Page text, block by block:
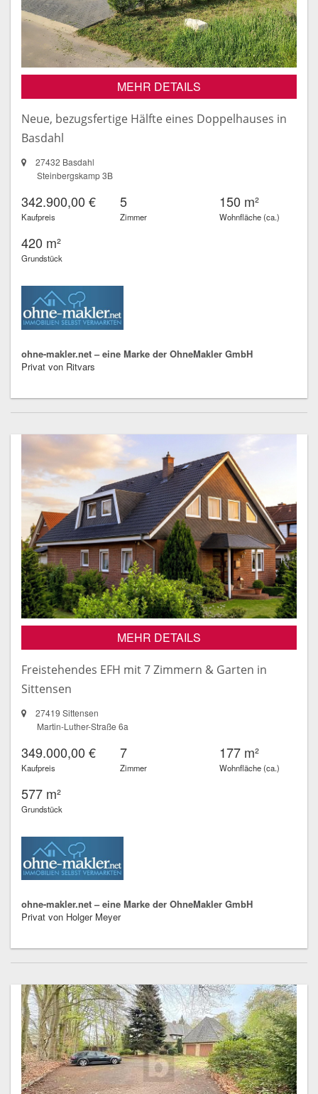
MEHR DETAILS
Neue, bezugsfertige Hälfte eines Doppelhauses in
Basdahl
27432 Basdahl
Steinbergskamp 3B
342.900,00 €
Kaufpreis
5
Zimmer
150 m²
Wohnfläche (ca.)
420 m²
Grundstück
ohne-makler.net – eine Marke der OhneMakler GmbH
Privat von Ritvars
MEHR DETAILS
Freistehendes EFH mit 7 Zimmern & Garten in
Sittensen
27419 Sittensen
Martin-Luther-Straße 6a
349.000,00 €
Kaufpreis
7
Zimmer
177 m²
Wohnfläche (ca.)
577 m²
Grundstück
ohne-makler.net – eine Marke der OhneMakler GmbH
Privat von Holger Meyer